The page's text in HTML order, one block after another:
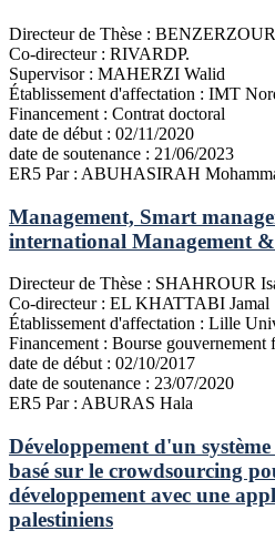
Directeur de Thèse :
Co-directeur : RIVARDP.
Supervisor : MAHERZI Walid
Établissement d'affectation : IMT
Financement : Contrat doctoral
date de début : 02/11/2020
date de soutenance : 21/06/2023
ER5 Par : ABUHASIRAH
Management, Smart
international Management &
Directeur de Thèse : SHAHROUR
Co-directeur : EL KHATTABI Jamal
Établissement d'affectation : Lille
Financement : Bourse gouvernement
date de début : 02/10/2017
date de soutenance : 23/07/2020
ER5 Par : ABURAS Hala
Développement d'un
basé sur le crowdsourcing
développement avec une
palestiniens